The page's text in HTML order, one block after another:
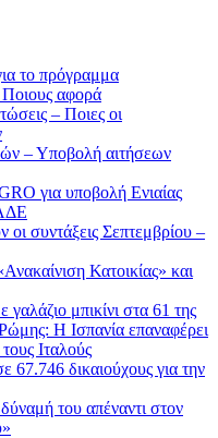
το πρόγραμμα
αφορά
– Ποιες οι
– Υποβολή αιτήσεων
για υποβολή Ενιαίας
συντάξεις Σεπτεμβρίου –
Κατοικίας» και
μπικίνι στα 61 της
Η Ισπανία επαναφέρει
Ιταλούς
δικαιούχους για την
του απέναντι στον